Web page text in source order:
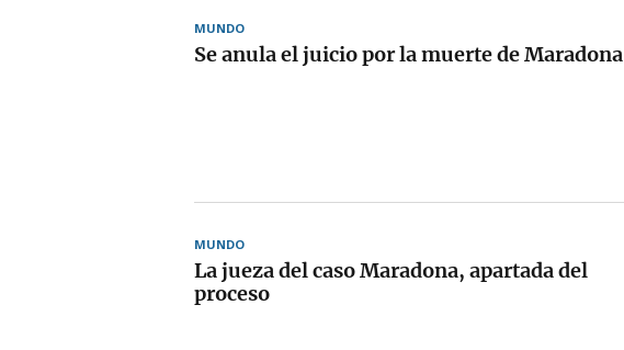
MUNDO
Se anula el juicio por la muerte de Maradona
MUNDO
La jueza del caso Maradona, apartada del
proceso